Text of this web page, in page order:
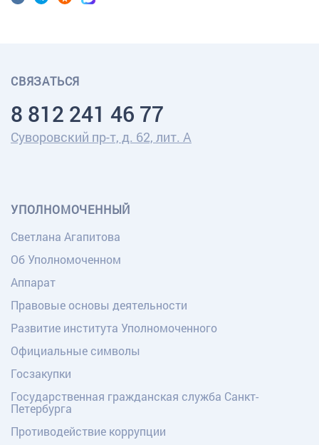
СВЯЗАТЬСЯ
8 812 241 46 77
Суворовский пр-т, д. 62, лит. А
УПОЛНОМОЧЕННЫЙ
Светлана Агапитова
Об Уполномоченном
Аппарат
Правовые основы деятельности
Развитие института Уполномоченного
Официальные символы
Госзакупки
Государственная гражданская служба Санкт-
Петербурга
Противодействие коррупции